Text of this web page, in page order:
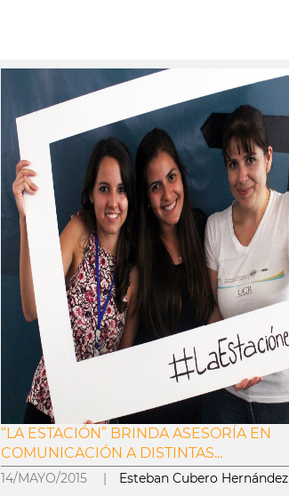
“LA ESTACIÓN” BRINDA ASESORÍA EN
COMUNICACIÓN A DISTINTAS...
14/MAYO/2015 | Esteban Cubero Hernández